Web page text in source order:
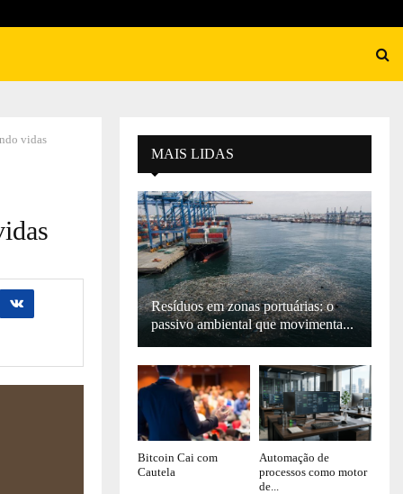
vidas
MAIS LIDAS
Resíduos em zonas portuárias: o
passivo ambiental que movimenta...
Bitcoin Cai com
Cautela
Automação de
processos como motor
de...